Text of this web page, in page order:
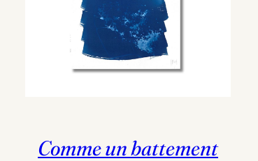
Comme un battement